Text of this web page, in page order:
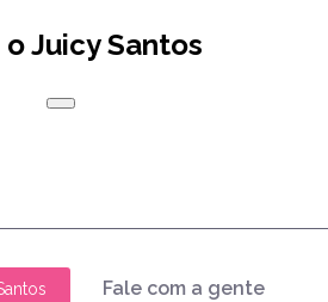
Juicy Santos
Fale com a gente